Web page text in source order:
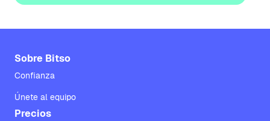
Sobre Bitso
Confianza
Únete al equipo
Precios